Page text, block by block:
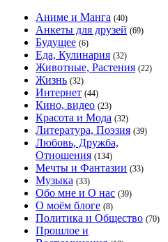
Аниме и Манга (40)
Анкеты для друзей (69)
Будущее (6)
Еда, Кулинария (32)
Животные, Растения (22)
Жизнь (32)
Интернет (44)
Кино, видео (23)
Красота и Мода (32)
Литература, Поэзия (39)
Любовь, Дружба,
Отношения (134)
Мечты и Фантазии (33)
Музыка (33)
Обо мне и О нас (39)
О моём блоге (8)
Политика и Общество (70)
Прошлое и